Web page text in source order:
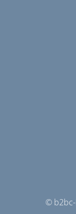
© b2bc-